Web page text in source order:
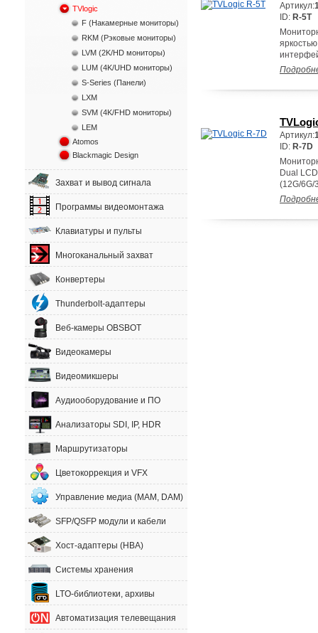
TVlogic
F (Накамерные мониторы)
RKM (Рэковые мониторы)
LVM (2K/HD мониторы)
LUM (4K/UHD мониторы)
S-Series (Панели)
LXM
SVM (4K/FHD мониторы)
LEM
Atomos
Blackmagic Design
Захват и вывод сигнала
Программы видеомонтажа
Клавиатуры и пульты
Многоканальный захват
Конвертеры
Thunderbolt-адаптеры
Веб-камеры OBSBOT
Видеокамеры
Видеомикшеры
Аудиооборудование и ПО
Анализаторы SDI, IP, HDR
Маршрутизаторы
Цветокоррекция и VFX
Управление медиа (MAM, DAM)
SFP/QSFP модули и кабели
Хост-адаптеры (HBA)
Системы хранения
LTO-библиотеки, архивы
Автоматизация телевещания
Артикул:
ID: R-5T
Артикул:
ID: R-7D
Dual
(12G/6G/